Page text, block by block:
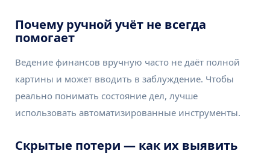
Почему ручной учёт не всегда
помогает
Ведение финансов вручную часто не даёт полной
картины и может вводить в заблуждение. Чтобы
реально понимать состояние дел, лучше
использовать автоматизированные инструменты.
Скрытые потери — как их выявить